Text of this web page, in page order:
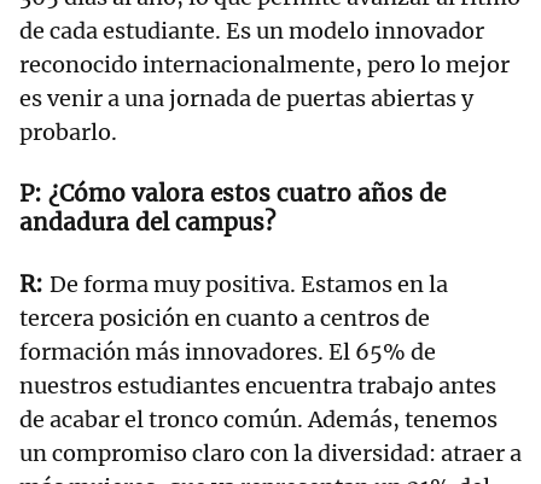
de cada estudiante. Es un modelo innovador
reconocido internacionalmente, pero lo mejor
es venir a una jornada de puertas abiertas y
probarlo.
¿Cómo valora estos cuatro años de
andadura del campus?
De forma muy positiva. Estamos en la
tercera posición en cuanto a centros de
formación más innovadores. El 65% de
nuestros estudiantes encuentra trabajo antes
de acabar el tronco común. Además, tenemos
un compromiso claro con la diversidad: atraer a